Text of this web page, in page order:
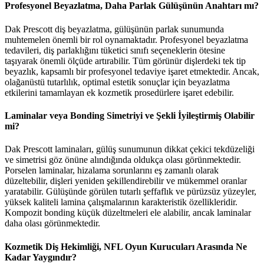
Profesyonel Beyazlatma, Daha Parlak Gülüşünün Anahtarı mı?
Dak Prescott diş beyazlatma, gülüşünün parlak sunumunda
muhtemelen önemli bir rol oynamaktadır. Profesyonel beyazlatma
tedavileri, diş parlaklığını tüketici sınıfı seçeneklerin ötesine
taşıyarak önemli ölçüde artırabilir. Tüm görünür dişlerdeki tek tip
beyazlık, kapsamlı bir profesyonel tedaviye işaret etmektedir. Ancak,
olağanüstü tutarlılık, optimal estetik sonuçlar için beyazlatma
etkilerini tamamlayan ek kozmetik prosedürlere işaret edebilir.
Laminalar veya Bonding Simetriyi ve Şekli İyileştirmiş Olabilir
mi?
Dak Prescott laminaları, gülüş sunumunun dikkat çekici tekdüzeliği
ve simetrisi göz önüne alındığında oldukça olası görünmektedir.
Porselen laminalar, hizalama sorunlarını eş zamanlı olarak
düzeltebilir, dişleri yeniden şekillendirebilir ve mükemmel oranlar
yaratabilir. Gülüşünde görülen tutarlı şeffaflık ve pürüzsüz yüzeyler,
yüksek kaliteli lamina çalışmalarının karakteristik özellikleridir.
Kompozit bonding küçük düzeltmeleri ele alabilir, ancak laminalar
daha olası görünmektedir.
Kozmetik Diş Hekimliği, NFL Oyun Kurucuları Arasında Ne
Kadar Yaygındır?